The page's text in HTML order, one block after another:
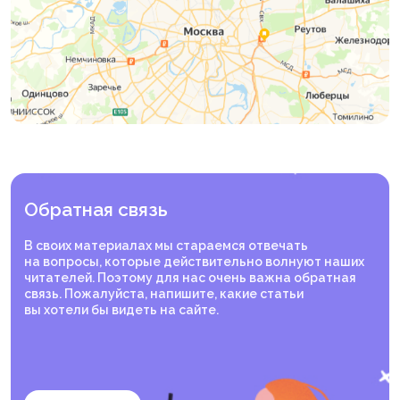
Caraban B. M., Aschie M., Deacu M. et al. A Narrative
Review of Current Knowledge on Cutaneous
Melanoma // Clinics and Practice. — 2024. — Vol. 14,
no. 1. — P. 214–241. — DOI:
10.3390/clinpract14010018.
Garbe C., Amaral T., Peris K. et al. European
consensus-based interdisciplinary guideline for
melanoma. Part 1: Diagnostics — Update 2024 //
Johnston L., Starkey S., Mukovozov I., Robertson L.,
Cutaneous Melanoma Diagnosis: A Scoping Review
of Melanoma Follow-Up Guidelines // Journal of
no. 5. — P. 516–525. — DOI:
10.1177/12034754231188434.
Обратная связь
В своих материалах мы стараемся отвечать
на вопросы, которые действительно волнуют наших
читателей. Поэтому для нас очень важна обратная
связь. Пожалуйста, напишите, какие статьи
вы хотели бы видеть на сайте.